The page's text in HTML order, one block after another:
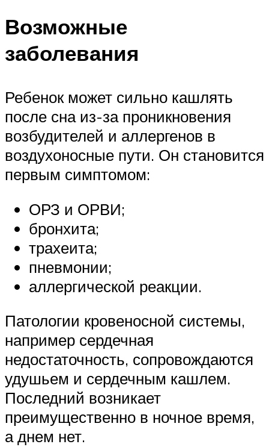
Возможные
заболевания
Ребенок может сильно кашлять
после сна из-за проникновения
возбудителей и аллергенов в
воздухоносные пути. Он становится
первым симптомом:
ОРЗ и ОРВИ;
бронхита;
трахеита;
пневмонии;
аллергической реакции.
Патологии кровеносной системы,
например сердечная
недостаточность, сопровождаются
удушьем и сердечным кашлем.
Последний возникает
преимущественно в ночное время,
а днем нет.